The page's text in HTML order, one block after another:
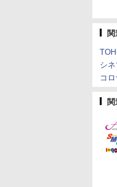
関
シ
コ